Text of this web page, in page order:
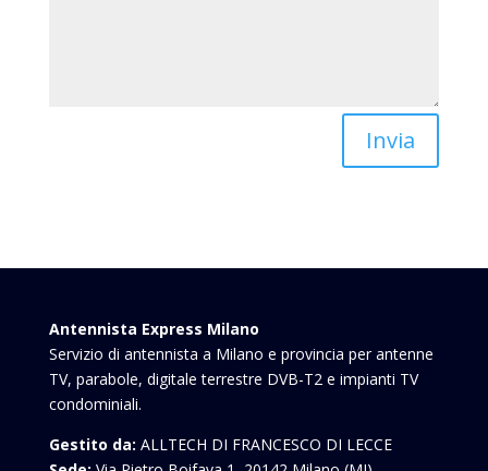
Invia
Antennista Express Milano
Servizio di antennista a Milano e provincia per antenne
TV, parabole, digitale terrestre DVB-T2 e impianti TV
condominiali.
Gestito da: ALLTECH DI FRANCESCO DI LECCE